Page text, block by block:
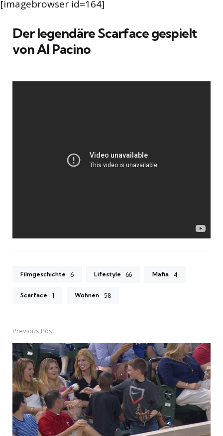
[imagebrowser id=164]
Der legendäre Scarface gespielt
von Al Pacino
Filmgeschichte 6 Lifestyle 66 Mafia 4
Scarface 1 Wohnen 58
Post
navigation
Previous Post